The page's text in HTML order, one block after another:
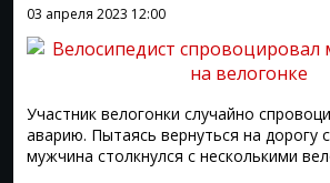
03 апреля 2023 12:00
Участник велогонки случайно
аварию. Пытаясь вернуться на дорогу
мужчина столкнулся с несколькими